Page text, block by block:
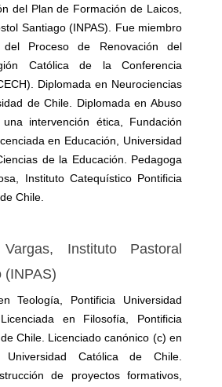
del Plan de Formación de Laicos,
Santiago (INPAS). Fue miembro
Proceso de Renovación del
Católica de la Conferencia
Diplomada en Neurociencias
de Chile. Diplomada en Abuso
intervención ética, Fundación
en Educación, Universidad
de la Educación. Pedagoga
Instituto Catequístico Pontificia
Chile.
Instituto Pastoral
(INPAS)
Teología, Pontificia Universidad
en Filosofía, Pontificia
Chile. Licenciado canónico (c) en
Universidad Católica de Chile.
de proyectos formativos,